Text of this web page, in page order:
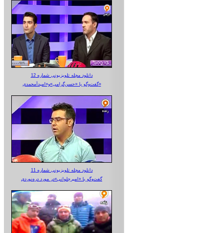
دانلود مجله تلویزیونی شماره 12
گفت‌وگو با «حسن‌گرامی»و«امیدآمحمدی»
دانلود مجله تلویزیونی شماره 11
گفت‌وگو با «امیرجلوانی»در مورد دره‌نوردی